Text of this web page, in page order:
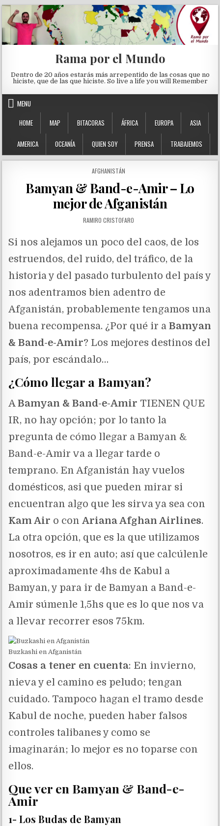
Skip to content
Rama por el Mundo
Dentro de 20 años estarás más arrepentido de las cosas que no
hiciste, que de las que hiciste. So live a life you will Remember
MENU
HOME
MAP BITACORAS ÁFRICA EUROPA ASIA
AMERICA OCEANÍA QUIEN SOY PRENSA TRABAJEMOS
POSTED IN
AFGHANISTÁN
Bamyan & Band-e-Amir – Lo
mejor de Afganistán
AUTHOR:
RAMIRO CRISTOFARO
Si nos alejamos un poco del caos, de los
estruendos, del ruido, del tráfico, de la
historia y del pasado turbulento del país y
nos adentramos bien adentro de
Afganistán, probablemente tengamos una
buena recompensa. ¿Por qué ir aBamyan
& Band-e-Amir? Los mejores destinos del
país, por escándalo…
¿Cómo llegar a Bamyan?
ABamyan & Band-e-Amir TIENEN QUE
IR, no hay opción; por lo tanto la
pregunta de cómo llegar a Bamyan &
Band-e-Amir va a llegar tarde o
temprano. En Afganistán hay vuelos
domésticos, asi que pueden mirar si
encuentran algo que les sirva ya sea con
Kam Air o conAriana Afghan Airlines.
La otra opción, que es la que utilizamos
nosotros, es ir en auto; así que calcúlenle
aproximadamente 4hs de Kabul a
Bamyan, y para ir de Bamyan a Band-e-
Amir súmenle 1,5hs que es lo que nos va
a llevar recorrer esos 75km.
Buzkashi en Afganistán
Cosas a tener en cuenta: En invierno,
nieva y el camino es peludo; tengan
cuidado. Tampoco hagan el tramo desde
Kabul de noche, pueden haber falsos
controles talibanes y como se
imaginarán; lo mejor es no toparse con
ellos.
Que ver en Bamyan & Band-e-
Amir
1- Los Budas de Bamyan